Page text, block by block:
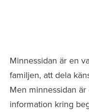
Minnessidan är en
familjen, att dela
Men minnessidan
information kring